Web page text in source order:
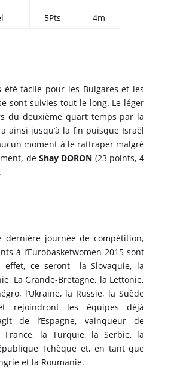
5Pts 4m
été facile pour les Bulgares et les
sont suivies tout le long. Le léger
du deuxième quart temps par la
ainsi jusqu’à la fin puisque Israël
moment à le rattraper malgré
de Shay DORON (23 points, 4
dernière journée de compétition,
à l’Eurobasketwomen 2015 sont
effet, ce seront la Slovaquie, la
La Grande-Bretagne, la Lettonie,
l’Ukraine, la Russie, la Suède
rejoindront les équipes déjà
de l’Espagne, vainqueur de
France, la Turquie, la Serbie, la
Tchèque et, en tant que
et la Roumanie.